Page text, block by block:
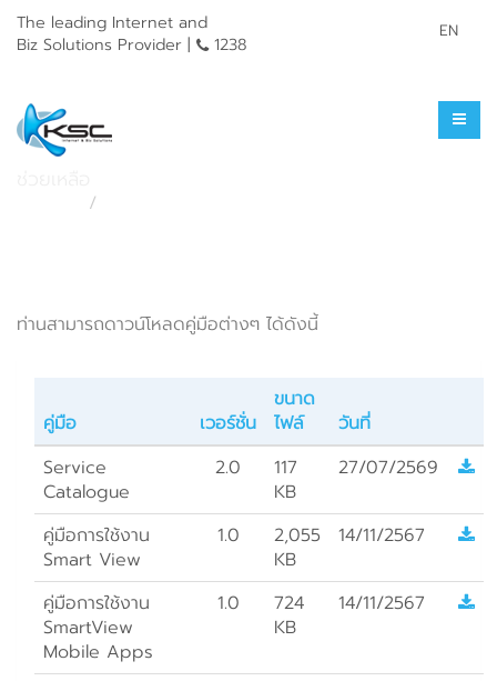
The leading Internet and
Biz Solutions Provider |
1238
EN
ดาวน์โหลด
ท่านสามารถดาวน์โหลดคู่มือต่างๆ ได้ดังนี้
คู่มือ เวอร์ชั่น
ขนาด
ไฟล์
วันที่
Service
Catalogue
2.0
117
KB
27/07/2569
คู่มือการใช้งาน
Smart View
1.0
2,055
KB
14/11/2567
คู่มือการใช้งาน
SmartView
Mobile Apps
1.0
724
KB
14/11/2567